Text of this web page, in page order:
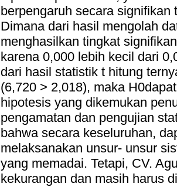
berpengaruh secara signifikan
Dimana dari hasil mengolah
menghasilkan tingkat
karena 0,000 lebih kecil dari
dari hasil statistik t hitung
(6,720 > 2,018), maka
hipotesis yang dikemukan
pengamatan dan pengujian
bahwa secara keseluruhan,
melaksanakan unsur- unsur
yang memadai. Tetapi, CV.
kekurangan dan masih harus